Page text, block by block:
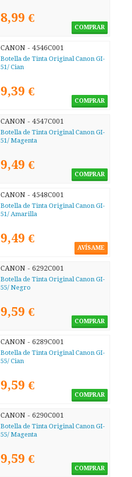
8,99 €
COMPRAR
CANON - 4546C001
Botella de Tinta Original Canon GI-
51/ Cian
9,39 €
COMPRAR
CANON - 4547C001
Botella de Tinta Original Canon GI-
51/ Magenta
9,49 €
COMPRAR
CANON - 4548C001
Botella de Tinta Original Canon GI-
51/ Amarilla
9,49 €
AVÍSAME
CANON - 6292C001
Botella de Tinta Original Canon GI-
55/ Negro
9,59 €
COMPRAR
CANON - 6289C001
Botella de Tinta Original Canon GI-
55/ Cian
9,59 €
COMPRAR
CANON - 6290C001
Botella de Tinta Original Canon GI-
55/ Magenta
9,59 €
COMPRAR